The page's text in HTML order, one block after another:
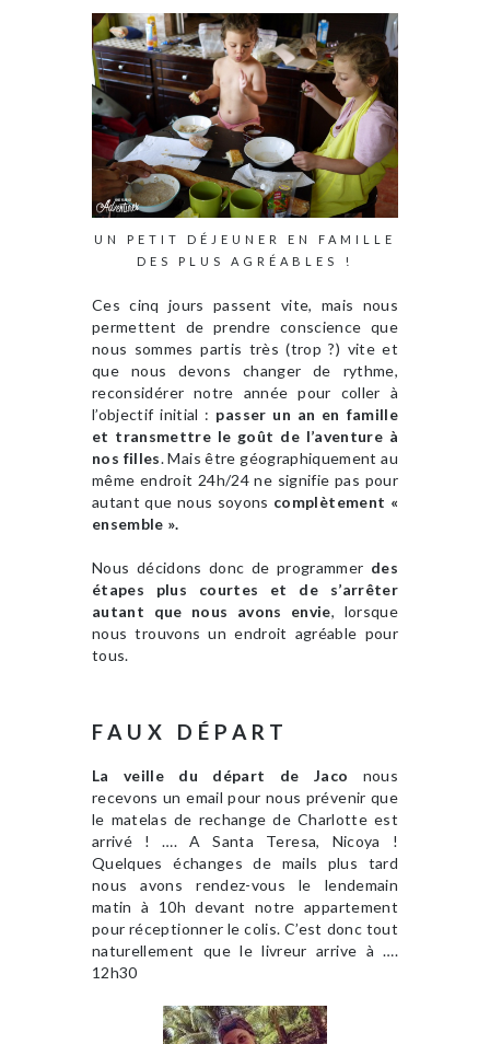
UN PETIT DÉJEUNER EN FAMILLE
DES PLUS AGRÉABLES !
Ces cinq jours passent vite, mais nous
permettent de prendre conscience que
nous sommes partis très (trop ?) vite et
que nous devons changer de rythme,
reconsidérer notre année pour coller à
l’objectif initial : passer un an en famille
et transmettre le goût de l’aventure à
nos filles. Mais être géographiquement au
même endroit 24h/24 ne signifie pas pour
autant que nous soyons complètement «
ensemble ».
Nous décidons donc de programmer des
étapes plus courtes et de s’arrêter
autant que nous avons envie, lorsque
nous trouvons un endroit agréable pour
tous.
FAUX DÉPART
La veille du départ de Jaco nous
recevons un email pour nous prévenir que
le matelas de rechange de Charlotte est
arrivé ! …. A Santa Teresa, Nicoya !
Quelques échanges de mails plus tard
nous avons rendez-vous le lendemain
matin à 10h devant notre appartement
pour réceptionner le colis. C’est donc tout
naturellement que le livreur arrive à ….
12h30